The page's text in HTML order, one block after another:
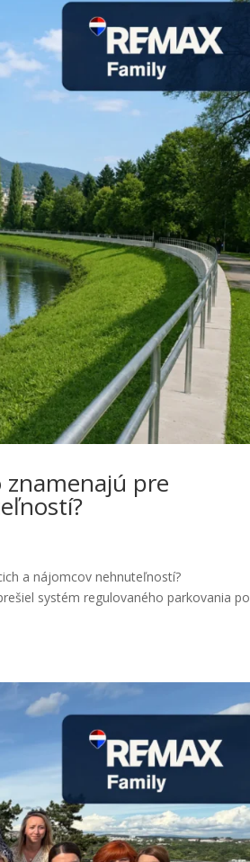
pre
a nájomcov nehnuteľností?
systém regulovaného parkovania po